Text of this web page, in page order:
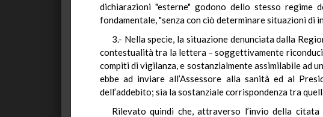
dichiarazioni "esterne" godono dello stesso regime
fondamentale, "senza con ciò determinare situazioni
3.- Nella specie, la situazione denunciata dalla
contestualità tra la lettera – soggettivamente
compiti di vigilanza, e sostanzialmente assimilabile ad
ebbe ad inviare all’Assessore alla sanità ed al
dell’addebito; sia la sostanziale corrispondenza tra
Rilevato quindi che, attraverso l’invio della